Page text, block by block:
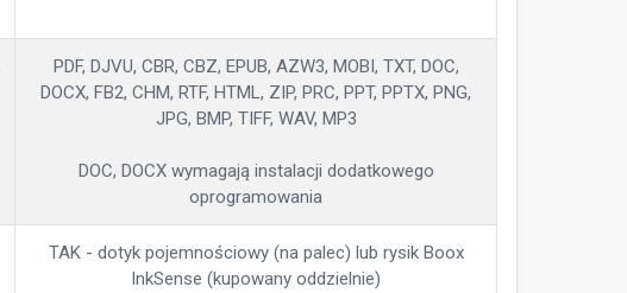
PDF, DJVU, CBR, CBZ, EPUB, AZW3, MOBI, TXT, DOC,
DOCX, FB2, CHM, RTF, HTML, ZIP, PRC, PPT, PPTX, PNG,
JPG, BMP, TIFF, WAV, MP3
DOC, DOCX wymagają instalacji dodatkowego
oprogramowania
TAK - dotyk pojemnościowy (na palec) lub rysik Boox
InkSense (kupowany oddzielnie)